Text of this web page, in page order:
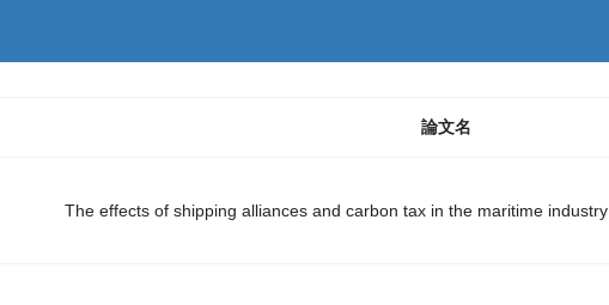
論文名
The effects of shipping alliances and carbon tax in the maritime industry